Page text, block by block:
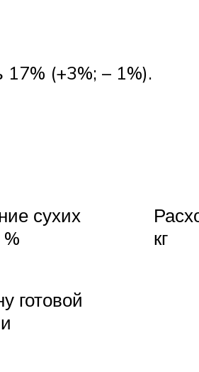
(+3%; – 1%).
сухих
кг
готовой